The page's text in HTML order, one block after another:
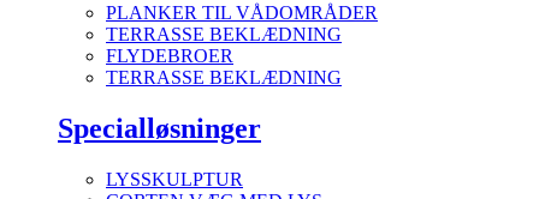
PLANKER TIL VÅDOMRÅDER
TERRASSE BEKLÆDNING
FLYDEBROER
TERRASSE BEKLÆDNING
Specialløsninger
LYSSKULPTUR